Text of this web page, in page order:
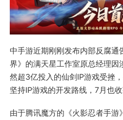
中手游近期刚刚发布内部反腐通
界》的满天星工作室原总经理因
然超3亿投入的仙剑IP游戏受挫
坚持IP游戏的开发路线，7月也收
由于腾讯魔方的《火影忍者手游